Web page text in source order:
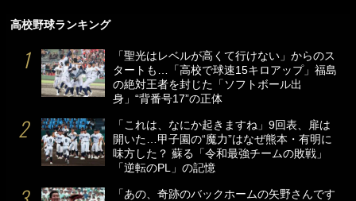
高校野球ランキング
「聖光はレベルが高くて行けない」からのス
タートも…「高校で球速15キロアップ」福島
の絶対王者を封じた「ソフトボール出
身」“背番号17”の正体
「これは、なにか起きますね」9回表、扉は
開いた…甲子園の“魔力”はなぜ熊本・有明に
味方した？ 蘇る「令和最強チームの敗戦」
「逆転のPL」の記憶
「あの、奇跡のバックホームの矢野さんです